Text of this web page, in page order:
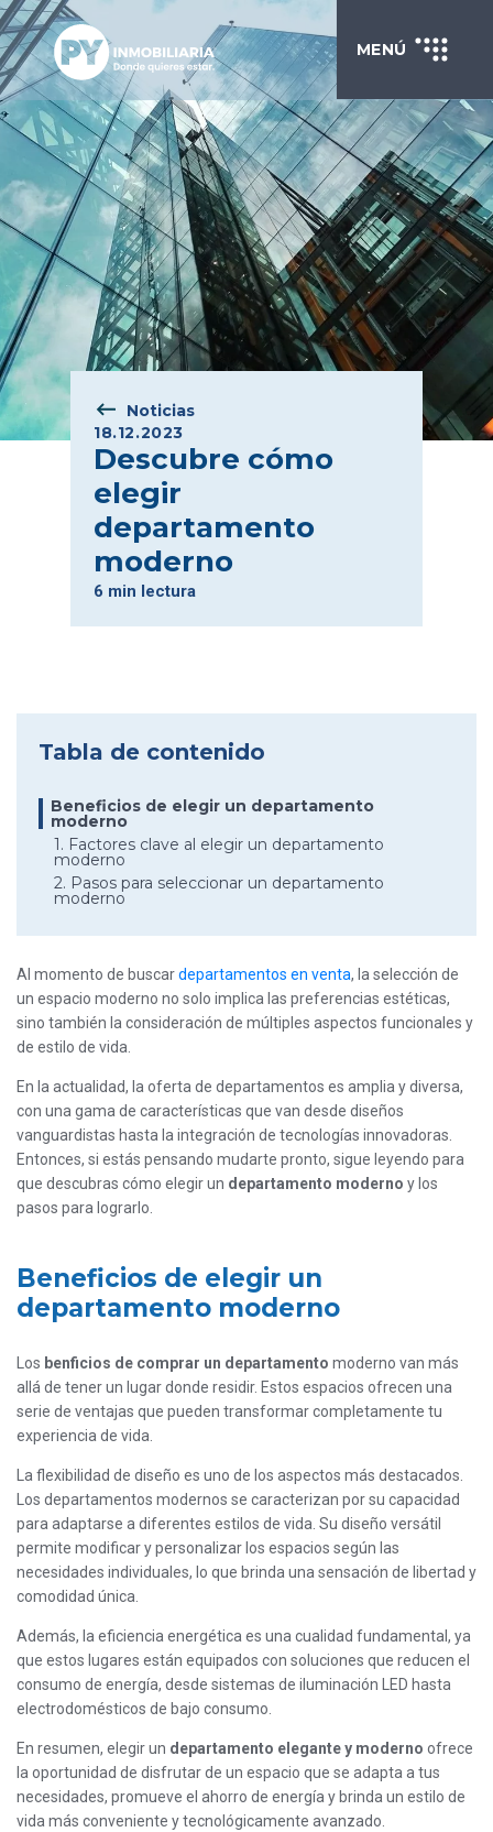
MENÚ
Noticias
18.12.2023
Descubre cómo
elegir
departamento
moderno
6 min lectura
Tabla de contenido
Beneficios de elegir un departamento
moderno
1. Factores clave al elegir un departamento
moderno
2. Pasos para seleccionar un departamento
moderno
Al momento de buscardepartamentos en venta, la selección de
un espacio moderno no solo implica las preferencias estéticas,
sino también la consideración de múltiples aspectos funcionales y
de estilo de vida.
En la actualidad, la oferta de departamentos es amplia y diversa,
con una gama de características que van desde diseños
vanguardistas hasta la integración de tecnologías innovadoras.
Entonces, si estás pensando mudarte pronto, sigue leyendo para
que descubras cómo elegir un departamento moderno y los
pasos para lograrlo.
Beneficios de elegir un
departamento moderno
Los benficios de comprar un departamento moderno van más
allá de tener un lugar donde residir. Estos espacios ofrecen una
serie de ventajas que pueden transformar completamente tu
experiencia de vida.
La flexibilidad de diseño es uno de los aspectos más destacados.
Los departamentos modernos se caracterizan por su capacidad
para adaptarse a diferentes estilos de vida. Su diseño versátil
permite modificar y personalizar los espacios según las
necesidades individuales, lo que brinda una sensación de libertad y
comodidad única.
Además, la eficiencia energética es una cualidad fundamental, ya
que estos lugares están equipados con soluciones que reducen el
consumo de energía, desde sistemas de iluminación LED hasta
electrodomésticos de bajo consumo.
En resumen, elegir un departamento elegante y moderno ofrece
la oportunidad de disfrutar de un espacio que se adapta a tus
necesidades, promueve el ahorro de energía y brinda un estilo de
vida más conveniente y tecnológicamente avanzado.